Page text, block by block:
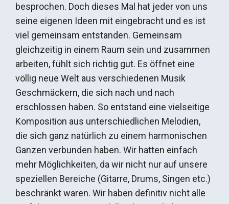
besprochen. Doch dieses Mal hat jeder von uns
seine eigenen Ideen mit eingebracht und es ist
viel gemeinsam entstanden. Gemeinsam
gleichzeitig in einem Raum sein und zusammen
arbeiten, fühlt sich richtig gut. Es öffnet eine
völlig neue Welt aus verschiedenen Musik
Geschmäckern, die sich nach und nach
erschlossen haben. So entstand eine vielseitige
Komposition aus unterschiedlichen Melodien,
die sich ganz natürlich zu einem harmonischen
Ganzen verbunden haben. Wir hatten einfach
mehr Möglichkeiten, da wir nicht nur auf unsere
speziellen Bereiche (Gitarre, Drums, Singen etc.)
beschränkt waren. Wir haben definitiv nicht alle